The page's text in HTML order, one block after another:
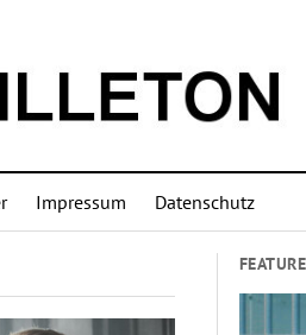
Impressum Datenschutz